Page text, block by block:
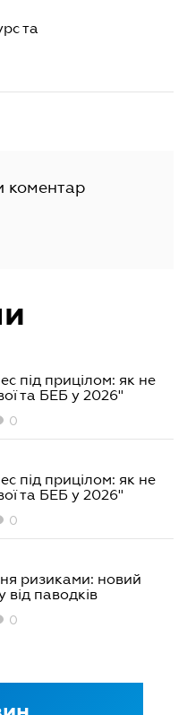
та
коментар
під прицілом: як не
та БЕБ у 2026"
0
під прицілом: як не
та БЕБ у 2026"
0
ризиками: новий
від паводків
0